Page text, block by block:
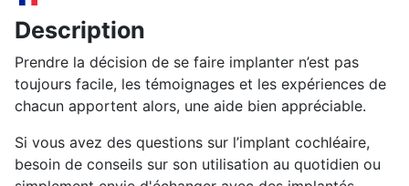
Description
Prendre la décision de se faire implanter n’est pas
toujours facile, les témoignages et les expériences de
chacun apportent alors, une aide bien appréciable.
Si vous avez des questions sur l’implant cochléaire,
besoin de conseils sur son utilisation au quotidien ou